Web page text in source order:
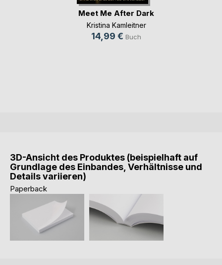
Meet Me After Dark
Kristina Kamleitner
14,99 € Buch
3D-Ansicht des Produktes (beispielhaft auf
Grundlage des Einbandes, Verhältnisse und
Details variieren)
Paperback